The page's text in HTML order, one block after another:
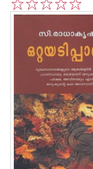
5
4
3
2
1